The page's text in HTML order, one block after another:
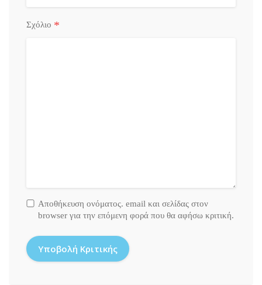
Σχόλιο *
Αποθήκευση ονόματος. email και σελίδας στον
browser για την επόμενη φορά που θα αφήσω κριτική.